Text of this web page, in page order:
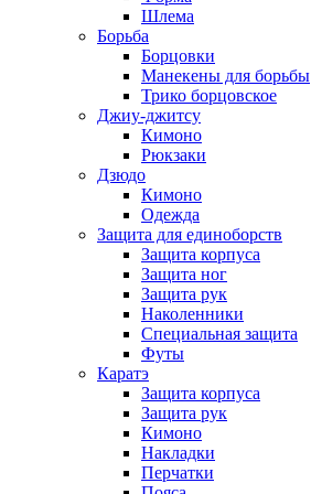
Шлема
Борьба
Борцовки
Манекены для борьбы
Трико борцовское
Джиу-джитсу
Кимоно
Рюкзаки
Дзюдо
Кимоно
Одежда
Защита для единоборств
Защита корпуса
Защита ног
Защита рук
Наколенники
Специальная защита
Футы
Каратэ
Защита корпуса
Защита рук
Кимоно
Накладки
Перчатки